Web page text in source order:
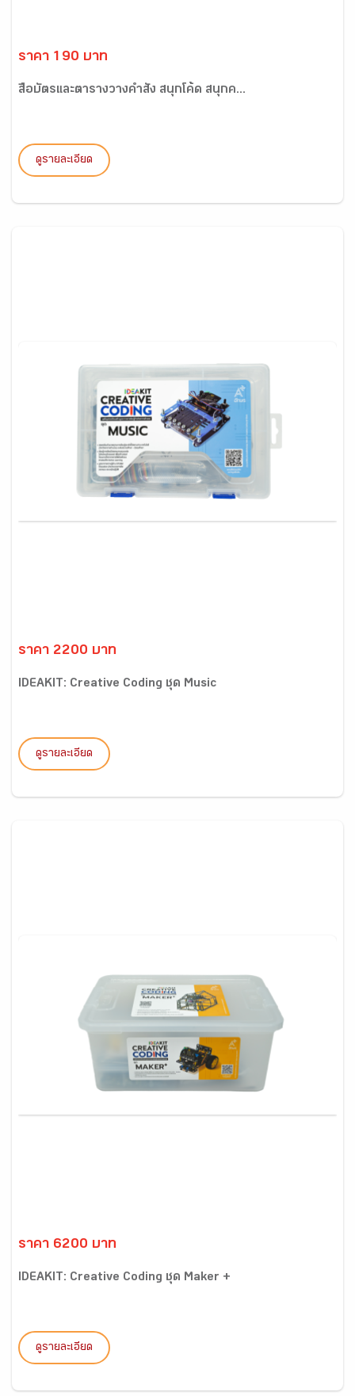
ราคา 190 บาท
สื่อบัตรและตารางวางคำสั่ง สนุกโค้ด สนุกค...
ดูรายละเอียด
ราคา 2200 บาท
IDEAKIT: Creative Coding ชุด Music
ดูรายละเอียด
ราคา 6200 บาท
IDEAKIT: Creative Coding ชุด Maker +
ดูรายละเอียด